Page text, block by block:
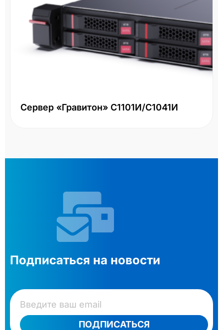
Сервер «Гравитон» С1101И/С1041И
Подписаться на новости
ПОДПИСАТЬСЯ